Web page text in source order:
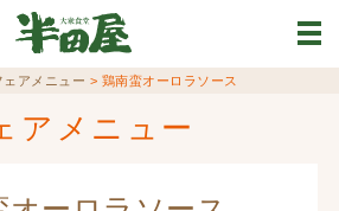
ェアメニュー > 鶏南蛮オーロラソース
アメニュー